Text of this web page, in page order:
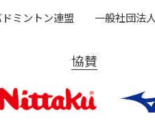
ミントン連盟
一般社団法
協賛